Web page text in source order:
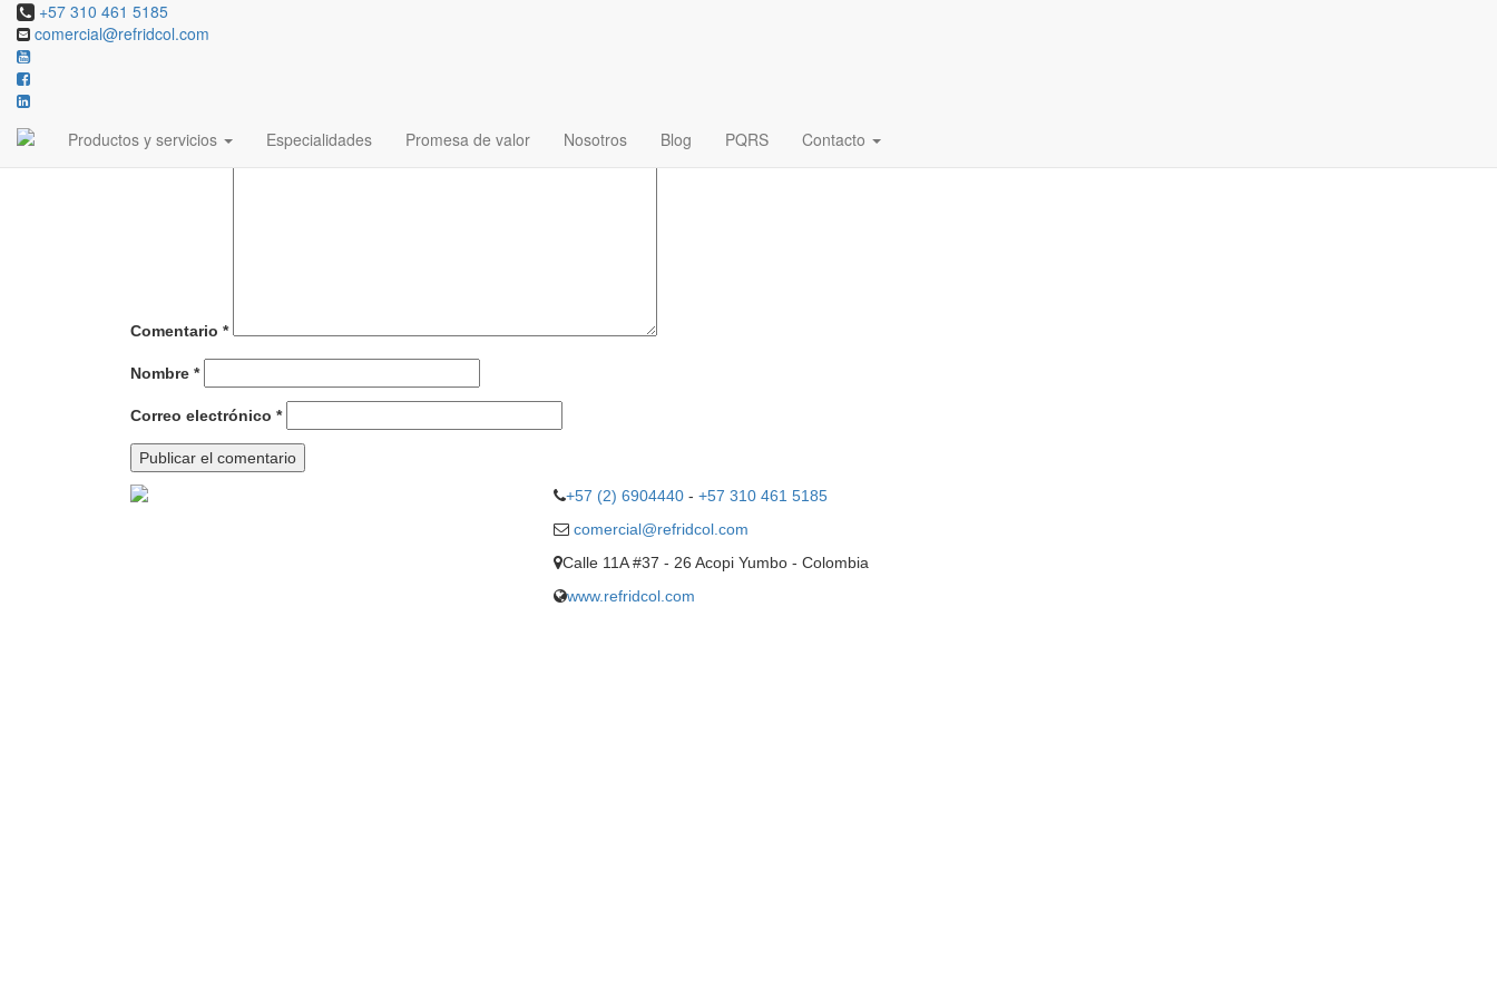
+57 310 461 5185
comercial@refridcol.com
Productos y servicios Especialidades Promesa de valor Nosotros Blog PQRS Contacto
Comentario *
Nombre *
Correo electrónico *
+57 (2) 6904440 - +57 310 461 5185
comercial@refridcol.com
Calle 11A #37 - 26 Acopi Yumbo - Colombia
www.refridcol.com